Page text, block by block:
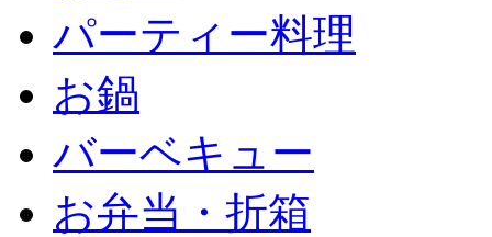
パーティー料理
お鍋
バーベキュー
お弁当・折箱